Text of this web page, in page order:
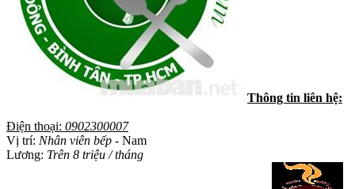
Thông tin liên hệ:
Điện thoại: 0902300007
Vị trí: Nhân viên bếp - Nam
Lương: Trên 8 triệu / tháng